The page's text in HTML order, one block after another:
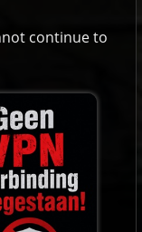
continue to